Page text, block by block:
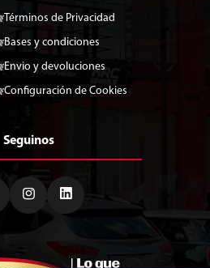
Términos de Privacidad
Bases y condiciones
Envio y devoluciones
Configuración de Cookies
Seguinos